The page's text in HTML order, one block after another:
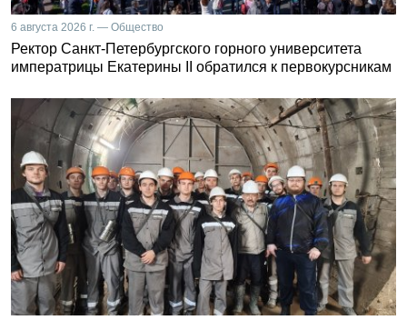
6 августа 2026 г. — Общество
Ректор Санкт-Петербургского горного университета
императрицы Екатерины II обратился к первокурсникам